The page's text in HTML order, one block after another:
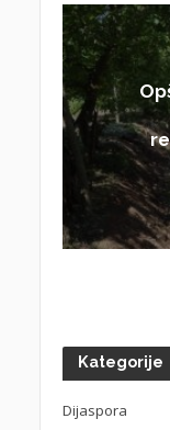
Kategorije
Dijaspora